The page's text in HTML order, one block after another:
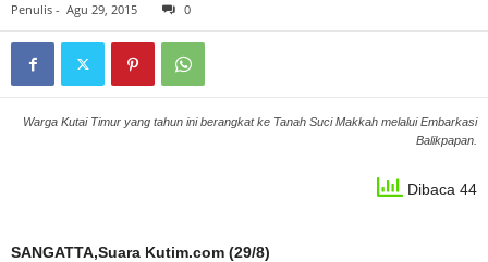
Penulis - Agu 29, 2015 0
Warga Kutai Timur yang tahun ini berangkat ke Tanah Suci Makkah melalui Embarkasi
Balikpapan.
Dibaca 44
SANGATTA,Suara Kutim.com (29/8)